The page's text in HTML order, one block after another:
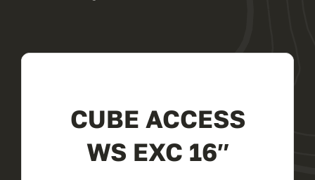
CUBE ACCESS
WS EXC 16″